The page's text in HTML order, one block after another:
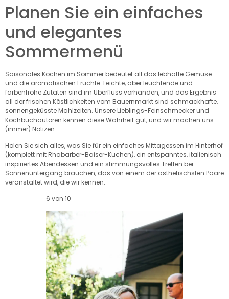
Planen Sie ein einfaches
und elegantes
Sommermenü
Saisonales Kochen im Sommer bedeutet all das lebhafte Gemüse
und die aromatischen Früchte. Leichte, aber leuchtende und
farbenfrohe Zutaten sind im Überfluss vorhanden, und das Ergebnis
all der frischen Köstlichkeiten vom Bauernmarkt sind schmackhafte,
sonnengeküsste Mahlzeiten. Unsere Lieblings-Feinschmecker und
Kochbuchautoren kennen diese Wahrheit gut, und wir machen uns
(immer) Notizen.
Holen Sie sich alles, was Sie für ein einfaches Mittagessen im Hinterhof
(komplett mit Rhabarber-Baiser-Kuchen), ein entspanntes, italienisch
inspiriertes Abendessen und ein stimmungsvolles Treffen bei
Sonnenuntergang brauchen, das von einem der ästhetischsten Paare
veranstaltet wird, die wir kennen.
6 von 10